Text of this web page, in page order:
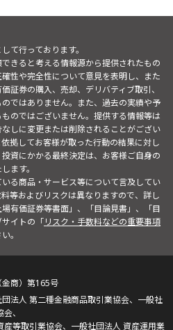
て行っております。
きると考える情報源から提供されたもの
性や完全性について意見を表明し、また
証券の購入、売却、デリバティブ取引、
ではありません。また、過去の実績や予
のではございません。提供する情報等は
しに変更または削除されることがござい
拠してお客様が取った行動の結果に対し
資にかかる最終決定は、お客様ご自身の
ます。
る商品・サービス等について言及してい
等およびリスクは異なりますので、詳し
有価証券等書面」、「目論見書」、「目
イトの「リスク・手数料などの重要事項
。
商）第165号
法人 第二種金融商品取引業協会、一般社
、
産等取引業協会、一般社団法人 資産運用業